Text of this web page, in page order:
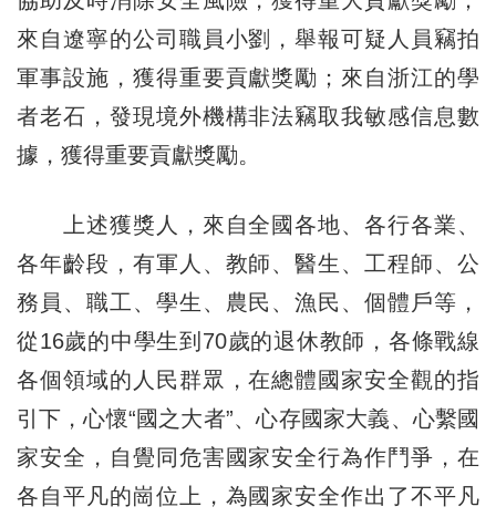
來自遼寧的公司職員小劉，舉報可疑人員竊拍
軍事設施，獲得重要貢獻獎勵；來自浙江的學
者老石，發現境外機構非法竊取我敏感信息數
據，獲得重要貢獻獎勵。
上述獲獎人，來自全國各地、各行各業、
各年齡段，有軍人、教師、醫生、工程師、公
務員、職工、學生、農民、漁民、個體戶等，
從16歲的中學生到70歲的退休教師，各條戰線
各個領域的人民群眾，在總體國家安全觀的指
引下，心懷“國之大者”、心存國家大義、心繫國
家安全，自覺同危害國家安全行為作鬥爭，在
各自平凡的崗位上，為國家安全作出了不平凡